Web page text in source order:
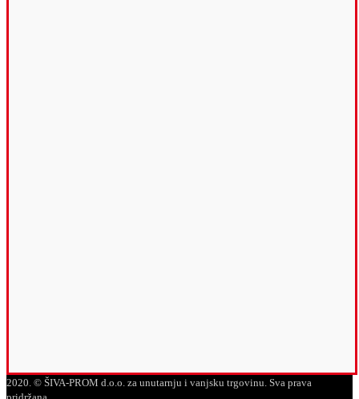
2020. © ŠIVA-PROM d.o.o. za unutarnju i vanjsku trgovinu. Sva prava